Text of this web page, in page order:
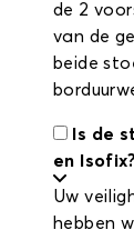
de 2
van de
beide
Is de
en Isofix?
Uw
hebben